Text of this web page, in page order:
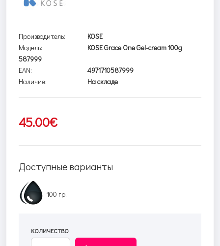
Производитель:
KOSE
Модель:
KOSE Grace One Gel-cream 100g
587999
EAN:
4971710587999
Наличие:
На складе
45.00€
Доступные варианты
100 гр.
КОЛИЧЕСТВО